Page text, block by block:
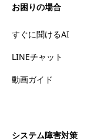
お困りの場合
すぐに聞けるAI
LINEチャット
動画ガイド
システム障害対策